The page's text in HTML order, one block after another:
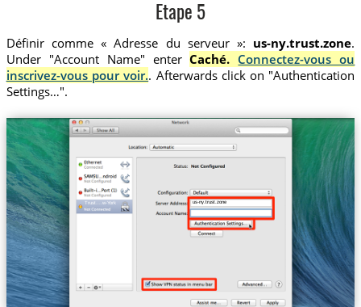
Etape 5
Définir comme « Adresse du serveur »: us-ny.trust.zone.
Under "Account Name" enterCaché. Connectez-vous ou
inscrivez-vous pour voir.. Afterwards click on "Authentication
Settings…".
Trust....w-York us-ny.trust.zone